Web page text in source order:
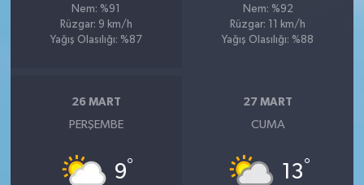
Nem: %91
Rüzgar: 9 km/h
Yağış Olasılığı: %87
Nem: %92
Rüzgar: 11 km/h
Yağış Olasılığı: %88
26 MART
PERŞEMBE
9°
27 MART
CUMA
13°